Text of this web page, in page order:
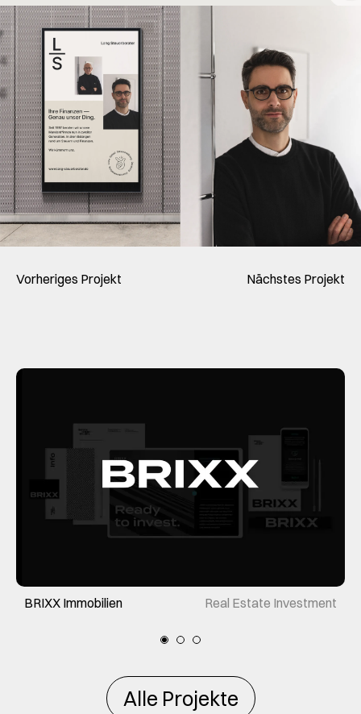
Vorheriges Projekt Nächstes Projekt
BRIXX Immobilien Real Estate Investment
Alle Projekte